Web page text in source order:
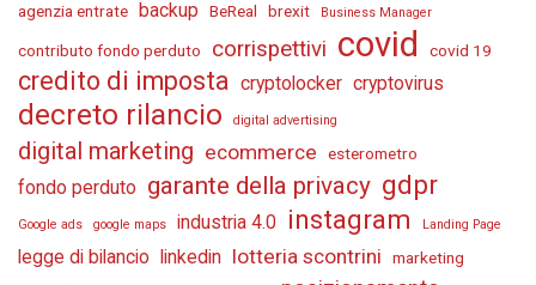
agenzia entrate backup BeReal brexit Business Manager
contributo fondo perduto corrispettivi covid covid 19
credito di imposta cryptolocker cryptovirus
decreto rilancio digital advertising
digital marketing ecommerce esterometro
fondo perduto garante della privacy gdpr
Google ads google maps industria 4.0 instagram Landing Page
legge di bilancio linkedin lotteria scontrini
marketing